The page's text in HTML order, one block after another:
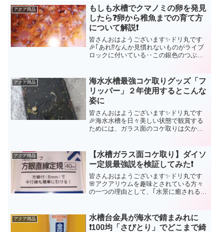
アクア用品
もしも水槽でクマノミの卵を発見
したら❓卵から稚魚までの育て方
について解説❗
皆さんおはようございます✨ドリ丸です
🎉｢あれ⁉️なんか見慣れないものがライブ
ロックに付いている‥この銀色のつぶつ
卵かもしれませんよ🤗淡水魚の場合、卵
は流されないよ...
アクア用品
海水水槽最強コケ取りグッズ「フ
リッパー」２年使用するとこんな
姿に
皆さんおはようございます✨ドリ丸です
🎉海水水槽を日々美しい状態で観賞する
ためには、ガラス面のコケ取りは欠かせ
が、No.1はやはり「フリッパー」である
ことは間違いないでしょ...
アクア用品
【水槽ガラス面コケ取り】ダイソ
ー定規最強説を検証してみた❗
皆さんおはようございます✨ドリ丸です
🌸アクアリウムを趣味とされている方々
の一つの理由として、｢水景に癒される｣
キラキラと輝いている水を見ていると落
ち着くものです🤗しか～し...
アクア用品
水槽台金具が海水で錆まみれに
❗100均「さびとり」でどこまで綺